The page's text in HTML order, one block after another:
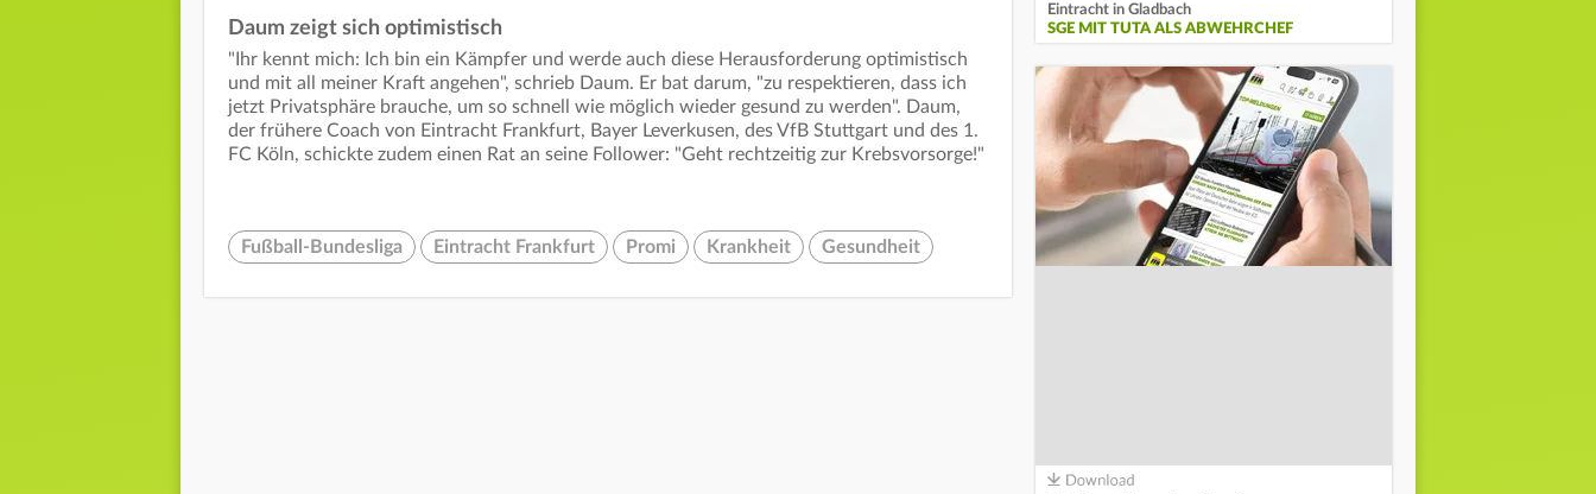
Daum zeigt sich optimistisch
"Ihr kennt mich: Ich bin ein Kämpfer und werde auch diese Herausforderung optimistisch
und mit all meiner Kraft angehen", schrieb Daum. Er bat darum, "zu respektieren, dass ich
jetzt Privatsphäre brauche, um so schnell wie möglich wieder gesund zu werden". Daum,
der frühere Coach von Eintracht Frankfurt, Bayer Leverkusen, des VfB Stuttgart und des 1.
FC Köln, schickte zudem einen Rat an seine Follower: "Geht rechtzeitig zur Krebsvorsorge!"
Fußball-Bundesliga Eintracht Frankfurt Promi Krankheit Gesundheit
Eintracht in Gladbach
SGE MIT TUTA ALS ABWEHRCHEF